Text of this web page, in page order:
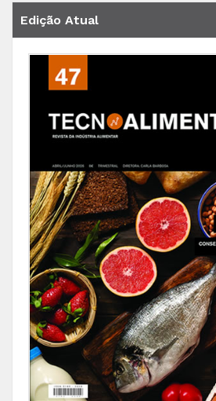
Edição Atual